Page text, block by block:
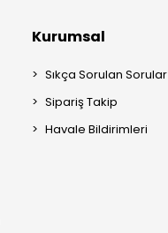
Kurumsal
Sıkça Sorulan Sorular
Sipariş Takip
Havale Bildirimleri